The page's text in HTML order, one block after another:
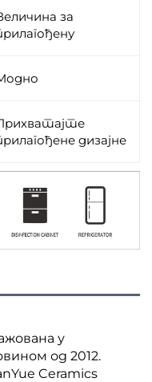
за
дизајне
у
од 2012.
Ceramics